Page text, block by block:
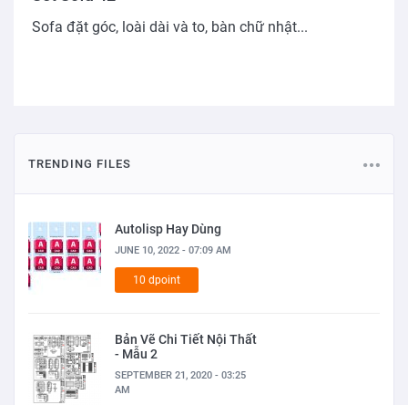
Sofa đặt góc, loài dài và to, bàn chữ nhật...
TRENDING FILES
Autolisp Hay Dùng
JUNE 10, 2022 - 07:09 AM
10 dpoint
Bản Vẽ Chi Tiết Nội Thất
- Mẫu 2
SEPTEMBER 21, 2020 - 03:25
AM